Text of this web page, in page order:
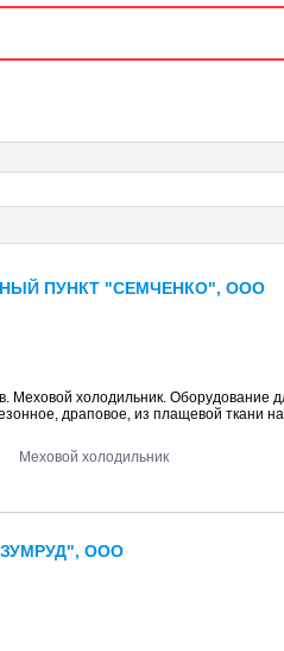
ПУНКТ "СЕМЧЕНКО", ООО
холодильник. Оборудование
драповое, из плащевой ткани
Меховой холодильник
ООО